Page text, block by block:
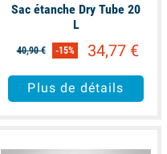
Sac étanche Dry Tube 20
L
40,90 € -15% 34,77 €
Plus de détails
available